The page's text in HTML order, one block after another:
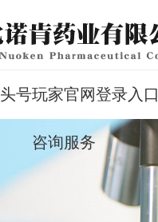
头号玩家官网登录入口
咨询服务